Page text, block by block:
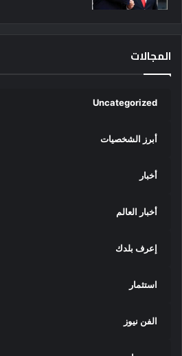
المجالات
Uncategorized
أبرز الشخصيات
أخبار
أخبار العالم
إعرف بلدك
استثمار
الفن نيوز